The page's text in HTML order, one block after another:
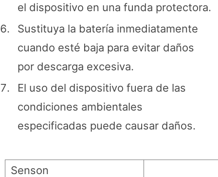
el dispositivo en una funda protectora.
Sustituya la batería inmediatamente
cuando esté baja para evitar daños
por descarga excesiva.
El uso del dispositivo fuera de las
condiciones ambientales
especificadas puede causar daños.
Senson